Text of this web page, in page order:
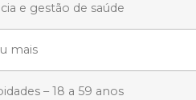
e gestão de saúde
mais
– 18 a 59 anos